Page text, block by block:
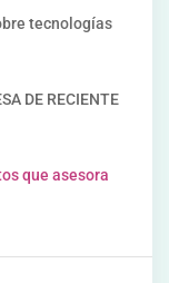
tecnologías
DE RECIENTE
que asesora